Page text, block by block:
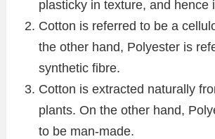
plasticky in texture, and hence
Cotton is referred to be a
the other hand, Polyester is
synthetic fibre.
Cotton is extracted naturally
plants. On the other hand,
to be man-made.